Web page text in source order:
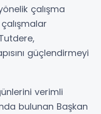
çalışma
çalışmalar
güçlendirmeyi
verimli
bulunan Başkan